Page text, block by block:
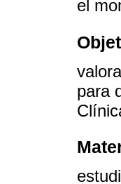
el
para